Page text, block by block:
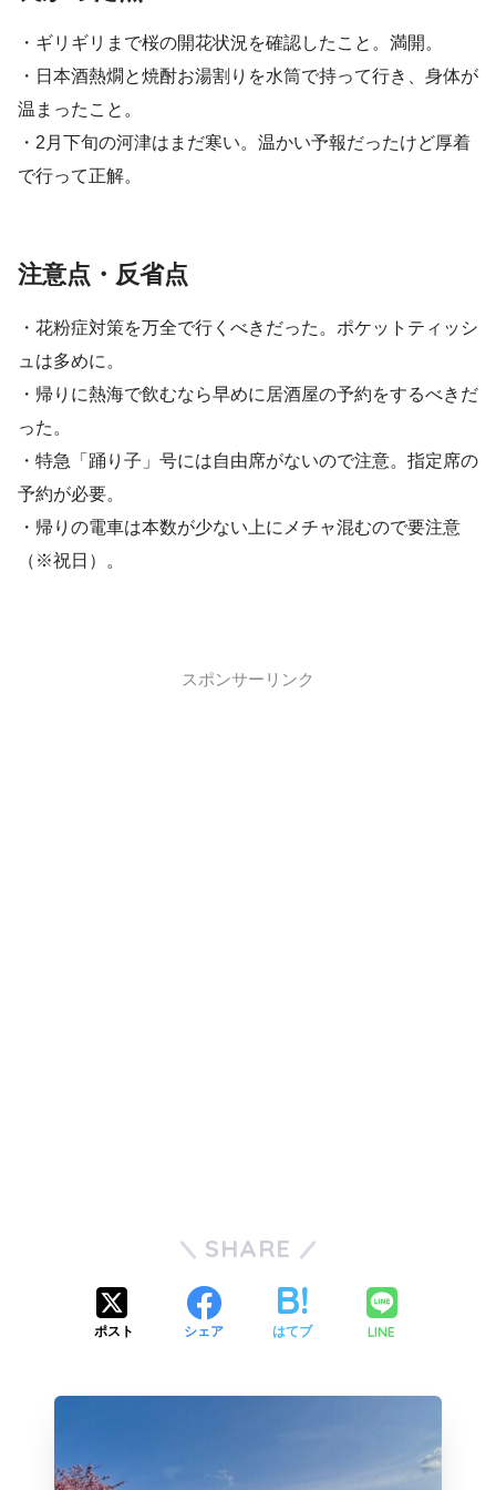
・ギリギリまで桜の開花状況を確認したこと。満開。
・日本酒熱燗と焼酎お湯割りを水筒で持って行き、身体が
温まったこと。
・2月下旬の河津はまだ寒い。温かい予報だったけど厚着
で行って正解。
注意点・反省点
・花粉症対策を万全で行くべきだった。ポケットティッシ
ュは多めに。
・帰りに熱海で飲むなら早めに居酒屋の予約をするべきだ
った。
・特急「踊り子」号には自由席がないので注意。指定席の
予約が必要。
・帰りの電車は本数が少ない上にメチャ混むので要注意
（※祝日）。
スポンサーリンク
SHARE
ポスト シェア はてブ LINE